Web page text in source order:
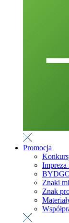
Promocja
Impreza
Znaki
Znak